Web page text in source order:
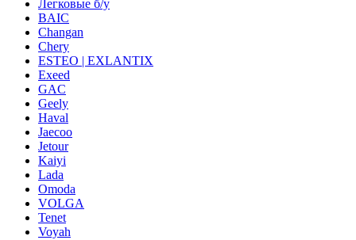
Легковые б/у
BAIC
Changan
Chery
ESTEO | EXLANTIX
Exeed
GAC
Geely
Haval
Jaecoo
Jetour
Kaiyi
Lada
Omoda
VOLGA
Tenet
Voyah